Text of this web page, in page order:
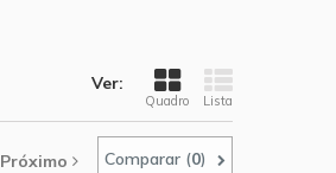
Ver:
Quadro Lista
Comparar (0)
Próximo